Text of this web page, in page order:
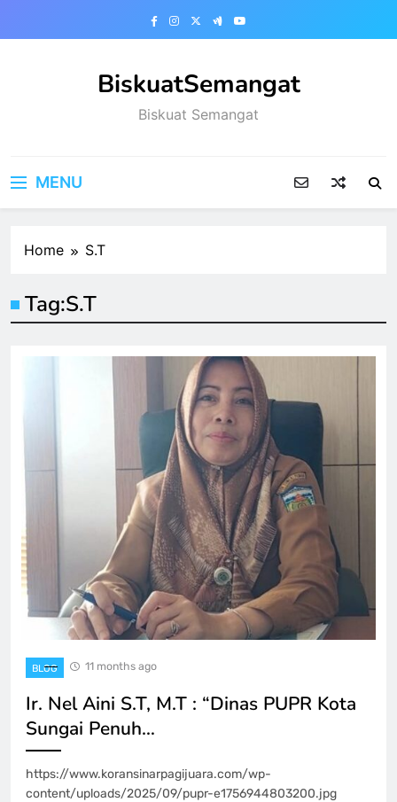
BiskuatSemangat
Biskuat Semangat
MENU
Home S.T
Tag:S.T
BLOG 11 months ago
Ir. Nel Aini S.T, M.T : “Dinas PUPR Kota
Sungai Penuh…
https://www.koransinarpagijuara.com/wp-
content/uploads/2025/09/pupr-e1756944803200.jpg